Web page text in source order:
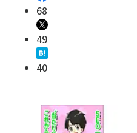
68
49
40